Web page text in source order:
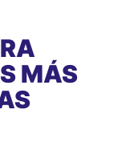
MÁS